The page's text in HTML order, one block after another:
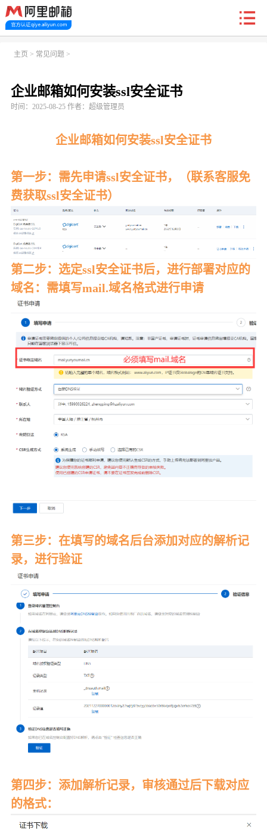
首页 阿里企业邮箱 信创邮 收费标准
关于我们
主页 > 常见问题 >
企业邮箱如何安装ssl安全证书
时间：2025-08-25 作者：超级管理员
企业邮箱如何安装ssl安全证书
第一步：需先申请ssl安全证书，（联系客服免
费获取ssl安全证书）
第二步：选定ssl安全证书后，进行部署对应的
域名：需填写mail.域名格式进行申请
第三步：在填写的域名后台添加对应的解析记
录，进行验证
第四步：添加解析记录，审核通过后下载对应
的格式：